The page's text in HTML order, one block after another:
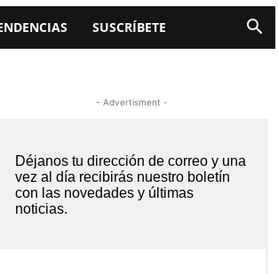
SUSCRÍBETE
- Advertisment -